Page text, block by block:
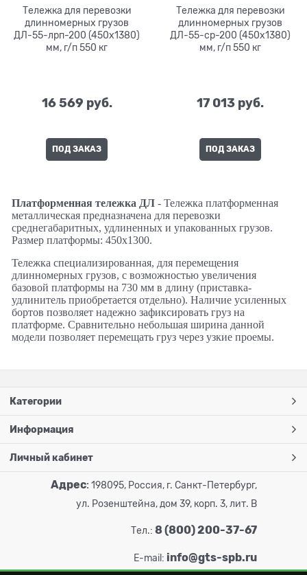
Тележка для перевозки
длинномерных грузов
ДЛ-55-лрп-200 (450х1380)
мм, г/п 550 кг
16 569 руб.
ПОД ЗАКАЗ
Тележка для перевозки
длинномерных грузов
ДЛ-55-ср-200 (450х1380)
мм, г/п 550 кг
17 013 руб.
ПОД ЗАКАЗ
Платформенная тележка ДЛ - Тележка платформенная
металлическая предназначена для перевозки
среднегабаритных, удлиненных и упакованных грузов.
Размер платформы: 450х1300.
Тележка специализированная, для перемещения
длинномерных грузов, с возможностью увеличения
базовой платформы на 730 мм в длину (приставка-
удлинитель приобретается отдельно). Наличие усиленных
бортов позволяет надежно зафиксировать груз на
платформе. Сравнительно небольшая ширина данной
модели позволяет перемещать груз через узкие проемы.
Категории
Информация
Личный кабинет
Адрес: 198095, Россия, г. Санкт-Петербург,
ул. Розенштейна, дом 39, корп. 3, лит. В
Тел.: 8 (800) 200-37-67
E-mail: info@gts-spb.ru